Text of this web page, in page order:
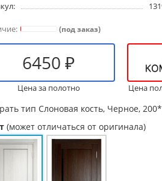
(под заказ)
6450 ₽
Цена за полотно Цена
тип Слоновая кость, Черное,
(может отличаться от оригинала)